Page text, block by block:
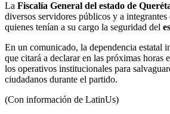
La Fiscalía General del estado de
diversos servidores públicos y a integrantes
quienes tenían a su cargo la seguridad del
En un comunicado, la dependencia estatal
que citará a declarar en las próximas horas
los operativos institucionales para
ciudadanos durante el partido.
(Con información de LatinUs)